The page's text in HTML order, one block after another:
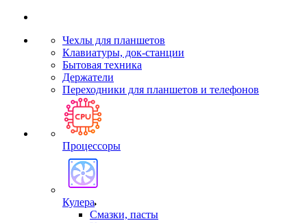
Чехлы для планшетов
Клавиатуры, док-станции
Бытовая техника
Держатели
Переходники для планшетов и телефонов
Процессоры
Кулера
Смазки, пасты